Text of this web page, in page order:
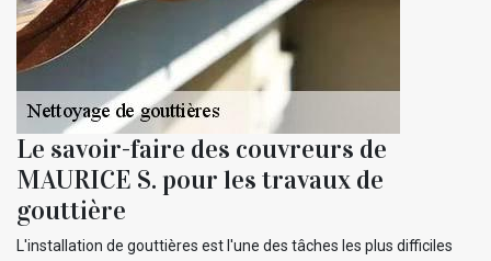
Le savoir-faire des couvreurs de
MAURICE S. pour les travaux de
gouttière
L'installation de gouttières est l'une des tâches les plus difficiles